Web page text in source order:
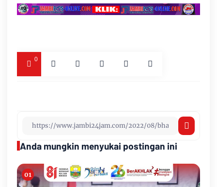
0
Anda mungkin menyukai postingan ini